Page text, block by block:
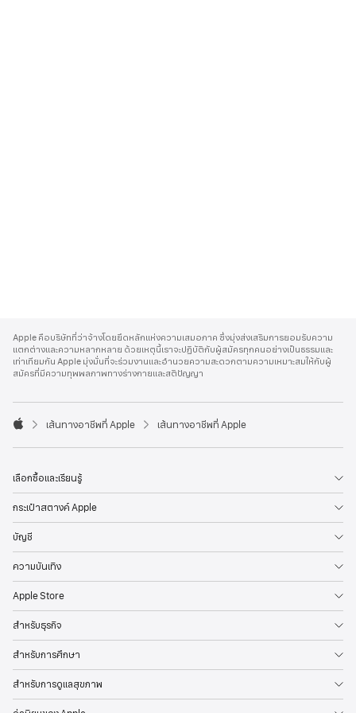
p
p
l
e
o
t
r
Apple คือบริษัทที่ว่าจ้างโดยยึดหลักแห่งความเสมอภาค ซึ่งมุ่งส่งเสริมการยอมรับความ
แตกต่างและความหลากหลาย ด้วยเหตุนี้เราจะปฏิบัติกับผู้สมัครทุกคนอย่างเป็นธรรมและ
เท่าเทียมกัน Apple มุ่งมั่นที่จะร่วมงานและอำนวยความสะดวกตามความเหมาะสมให้กับผู้
สมัครที่มีความทุพพลภาพทางร่างกายและสติปัญญา

p
l
เส้นทางอาชีพที่ Apple เส้นทางอาชีพที่ Apple
เลือกซื้อและเรียนรู้
กระเป๋าสตางค์ Apple
บัญชี
ความบันเทิง
Apple Store
สำหรับธุรกิจ
สำหรับการศึกษา
สำหรับการดูแลสุขภาพ